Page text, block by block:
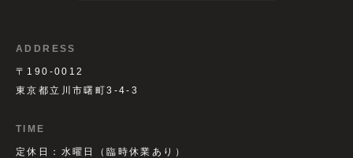
ADDRESS
〒190-0012
東京都立川市曙町3-4-3
TIME
定休日：水曜日（臨時休業あり）